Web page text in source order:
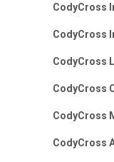
CodyCross
CodyCross
CodyCross
CodyCross
CodyCross
CodyCross